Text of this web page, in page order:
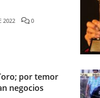
2022 0
por temor
negocios